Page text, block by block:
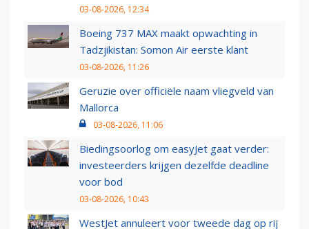
03-08-2026, 12:34
Boeing 737 MAX maakt opwachting in
Tadzjikistan: Somon Air eerste klant
03-08-2026, 11:26
Geruzie over officiële naam vliegveld van
Mallorca
03-08-2026, 11:06
Biedingsoorlog om easyJet gaat verder:
investeerders krijgen dezelfde deadline
voor bod
03-08-2026, 10:43
WestJet annuleert voor tweede dag op rij